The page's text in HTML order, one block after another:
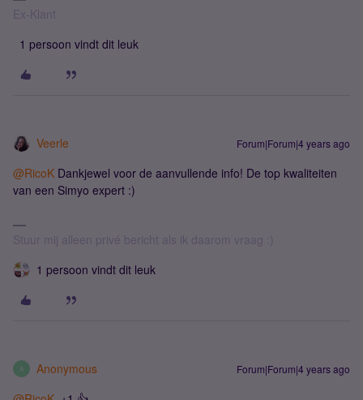
Ex-Klant
1 persoon vindt dit leuk
Veerle Forum|Forum|4 years ago
@RicoK Dankjewel voor de aanvullende info! De top kwaliteiten
van een Simyo expert :)
Stuur mij alleen privé bericht als ik daarom vraag :)
1 persoon vindt dit leuk
A Anonymous Forum|Forum|4 years ago